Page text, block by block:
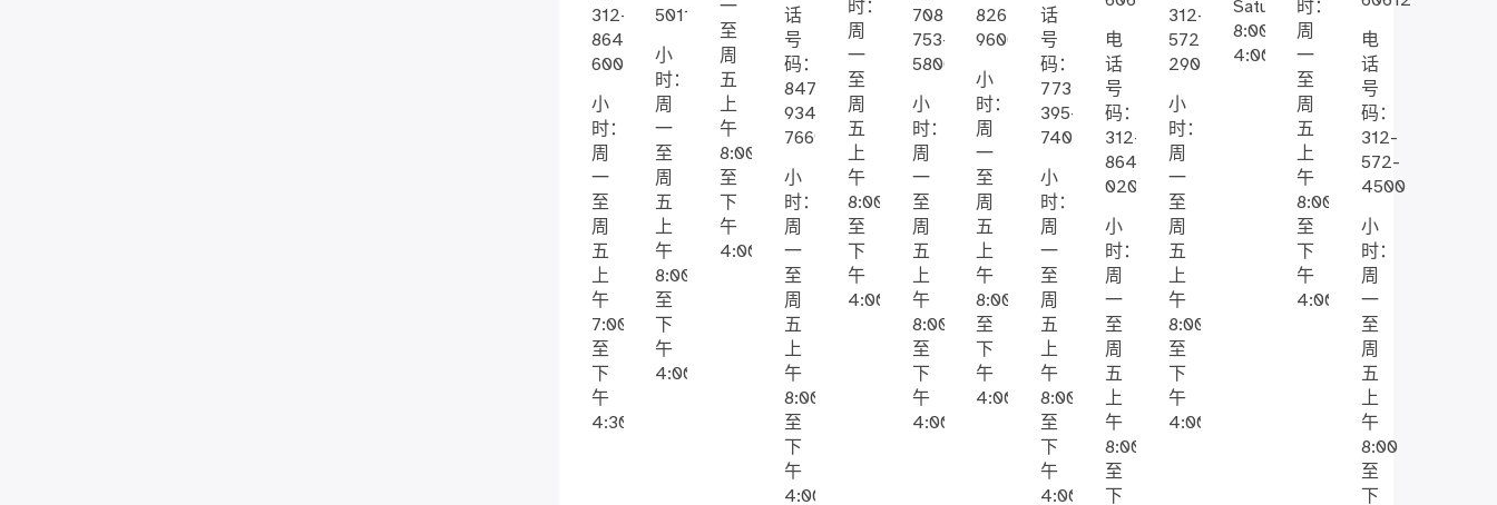
312-
864-
6000
小
时：
周
一
至
周
五
上
午
7:00
至
下
午
4:30
5011
小
时：
周
一
至
周
五
上
午
8:00
至
下
午
4:00
一
至
周
五
上
午
8:00
至
下
午
4:00
话
号
码：
847-
934-
7669
小
时：
周
一
至
周
五
上
午
8:00
至
下
午
4:00
时：
周
一
至
周
五
上
午
8:00
至
下
午
4:00
708-
753-
5800
小
时：
周
一
至
周
五
上
午
8:00
至
下
午
4:00
826-
9600
小
时：
周
一
至
周
五
上
午
8:00
至
下
午
4:00
话
号
码：
773-
395-
7400
小
时：
周
一
至
周
五
上
午
8:00
至
下
午
4:00
电
话
号
码：
312-
864-
0200
小
时：
周
一
至
周
五
上
午
8:00
至
下
312-
572-
2900
小
时：
周
一
至
周
五
上
午
8:00
至
下
午
4:00
Saturday
8:00am-
4:00pm
时：
周
一
至
周
五
上
午
8:00
至
下
午
4:00
电
话
号
码：
312-
572-
4500
小
时：
周
一
至
周
五
上
午
8:00
至
下